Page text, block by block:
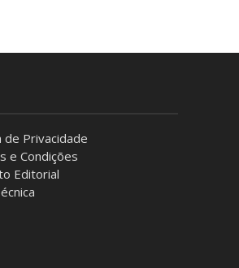
de Privacidade
e Condições
Editorial